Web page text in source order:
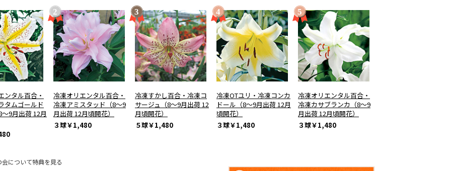
ンタル百合・
タムゴールド
9月出荷 12月
冷凍オリエンタル百合・
冷凍アミスタッド（8～9
月出荷 12月頃開花）
３球￥1,480
冷凍すかし百合・冷凍コ
サージュ（8～9月出荷 12
月頃開花）
５球￥1,480
冷凍OTユリ・冷凍コンカ
ドール（8～9月出荷 12月
頃開花）
３球￥1,480
冷凍オリエンタル百合・
冷凍カサブランカ（8～9
月出荷 12月頃開花）
３球￥1,480
について特典を見る